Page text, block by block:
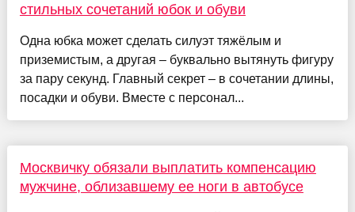
стильных сочетаний юбок и обуви
Одна юбка может сделать силуэт тяжёлым и
приземистым, а другая – буквально вытянуть фигуру
за пару секунд. Главный секрет – в сочетании длины,
посадки и обуви. Вместе с персонал...
Москвичку обязали выплатить компенсацию
мужчине, облизавшему ее ноги в автобусе